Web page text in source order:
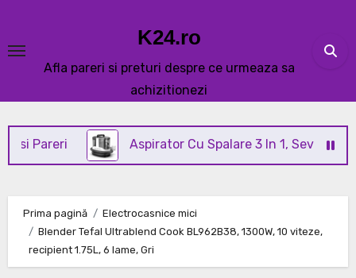
content
K24.ro
Afla pareri si preturi despre ce urmeaza sa
achizitionezi
Aspirator Cu Spalare 3 In 1, SeveShop® C3
Prima pagină
Electrocasnice mici
Blender Tefal Ultrablend Cook BL962B38, 1300W, 10 viteze,
recipient 1.75L, 6 lame, Gri